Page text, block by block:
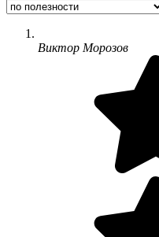
Виктор Морозов